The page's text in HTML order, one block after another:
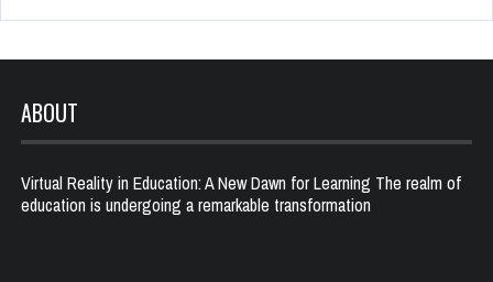
ABOUT
Virtual Reality in Education: A New Dawn for Learning The realm of
education is undergoing a remarkable transformation